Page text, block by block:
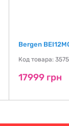
Bergen
Код товара:
17999 грн